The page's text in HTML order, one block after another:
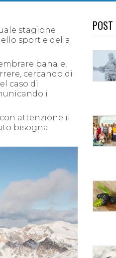
stagione
sport e della
banale,
cercando di
caso di
i
attenzione il
bisogna
POST